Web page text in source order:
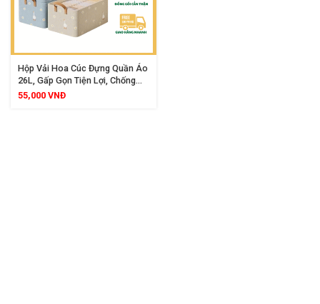
Hộp Vải Hoa Cúc Đựng Quần Áo
26L, Gấp Gọn Tiện Lợi, Chống
Thấm, Khung Thép Cứng Cáp
55,000 VNĐ